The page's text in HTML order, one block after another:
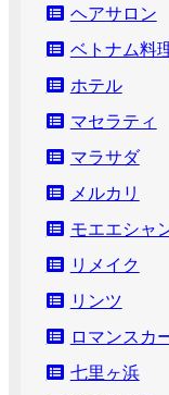
ヘアサロン
ベトナム料
ホテル
マセラティ
マラサダ
メルカリ
モエエシャ
リメイク
リンツ
ロマンスカ
七里ヶ浜